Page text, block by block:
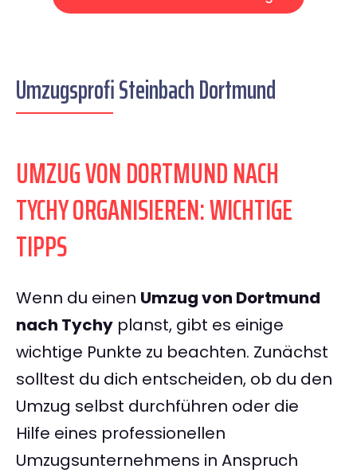
Umzugsprofi Steinbach Dortmund
UMZUG VON DORTMUND NACH
TYCHY ORGANISIEREN: WICHTIGE
TIPPS
Wenn du einen Umzug von Dortmund
nach Tychy planst, gibt es einige
wichtige Punkte zu beachten. Zunächst
solltest du dich entscheiden, ob du den
Umzug selbst durchführen oder die
Hilfe eines professionellen
Umzugsunternehmens in Anspruch